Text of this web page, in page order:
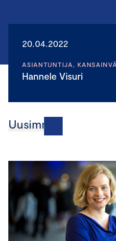
20.04.2022
ASIANTUNTIJA,
Hannele Visuri
Uusimmat